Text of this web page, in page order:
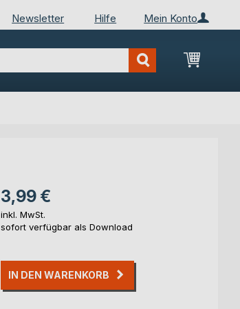
Mein Konto
Newsletter Hilfe
Mein
3,99 €
inkl. MwSt.
sofort verfügbar als Download
IN DEN WARENKORB